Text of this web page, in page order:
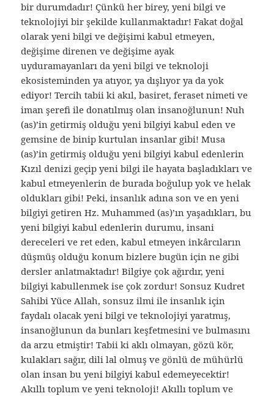
bir durumdadır! Çünkü her birey, yeni bilgi ve
teknolojiyi bir şekilde kullanmaktadır! Fakat doğal
olarak yeni bilgi ve değişimi kabul etmeyen,
değişime direnen ve değişime ayak
uyduramayanları da yeni bilgi ve teknoloji
ekosisteminden ya atıyor, ya dışlıyor ya da yok
ediyor! Tercih tabii ki akıl, basiret, feraset nimeti ve
iman şerefi ile donatılmış olan insanoğlunun! Nuh
(as)’in getirmiş olduğu yeni bilgiyi kabul eden ve
gemsine de binip kurtulan insanlar gibi! Musa
(as)’in getirmiş olduğu yeni bilgiyi kabul edenlerin
Kızıl denizi geçip yeni bilgi ile hayata başladıkları ve
kabul etmeyenlerin de burada boğulup yok ve helak
oldukları gibi! Peki, insanlık adına son ve en yeni
bilgiyi getiren Hz. Muhammed (as)’ın yaşadıkları, bu
yeni bilgiyi kabul edenlerin durumu, insani
dereceleri ve ret eden, kabul etmeyen inkârcıların
düşmüş olduğu konum bizlere bugün için ne gibi
dersler anlatmaktadır! Bilgiye çok ağırdır, yeni
bilgiyi kabullenmek ise çok zordur! Sonsuz Kudret
Sahibi Yüce Allah, sonsuz ilmi ile insanlık için
faydalı olacak yeni bilgi ve teknolojiyi yaratmış,
insanoğlunun da bunları keşfetmesini ve bulmasını
da arzu etmiştir! Tabii ki aklı olmayan, gözü kör,
kulakları sağır, dili lal olmuş ve gönlü de mühürlü
olan insan bu yeni bilgiyi kabul edemeyecektir!
Akıllı toplum ve yeni teknoloji! Akıllı toplum ve